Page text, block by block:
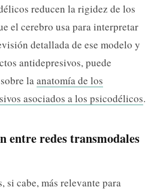
reducen la rigidez de los
el cerebro usa para interpretar
detallada de ese modelo y
antidepresivos, puede
laanatomía de los
asociados a los psicodélicos.
entre redes transmodales
si cabe, más relevante para